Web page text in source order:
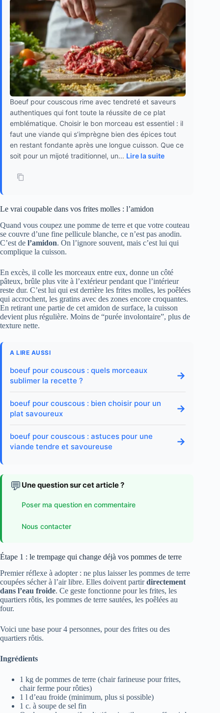
Boeuf pour couscous rime avec tendreté et saveurs
authentiques qui font toute la réussite de ce plat
emblématique. Choisir le bon morceau est essentiel : il
faut une viande qui s’imprègne bien des épices tout
en restant fondante après une longue cuisson. Que ce
soit pour un mijoté traditionnel, un... Lire la suite
Le vrai coupable dans vos frites molles : l’amidon
Quand vous coupez une pomme de terre et que votre couteau
se couvre d’une fine pellicule blanche, ce n’est pas anodin.
C’est de l’amidon. On l’ignore souvent, mais c’est lui qui
complique la cuisson.
En excès, il colle les morceaux entre eux, donne un côté
pâteux, brûle plus vite à l’extérieur pendant que l’intérieur
reste dur. C’est lui qui est derrière les frites molles, les poêlées
qui accrochent, les gratins avec des zones encore croquantes.
En retirant une partie de cet amidon de surface, la cuisson
devient plus régulière. Moins de “purée involontaire”, plus de
texture nette.
A LIRE AUSSI
boeuf pour couscous : quels morceaux
sublimer la recette ?
→
boeuf pour couscous : bien choisir pour un
plat savoureux
→
boeuf pour couscous : astuces pour une
viande tendre et savoureuse
→
💬 Une question sur cet article ?
Poser ma question en commentaire
Nous contacter
Étape 1 : le trempage qui change déjà vos pommes de terre
Premier réflexe à adopter : ne plus laisser les pommes de terre
coupées sécher à l’air libre. Elles doivent partirdirectement
dans l’eau froide. Ce geste fonctionne pour les frites, les
quartiers rôtis, les pommes de terre sautées, les poêlées au
four.
Voici une base pour 4 personnes, pour des frites ou des
quartiers rôtis.
Ingrédients
1 kg de pommes de terre (chair farineuse pour frites,
chair ferme pour rôties)
1 l d’eau froide (minimum, plus si possible)
1 c. à soupe de sel fin